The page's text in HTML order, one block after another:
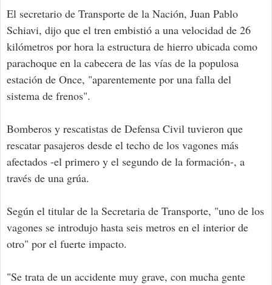
El secretario de Transporte de la Nación, Juan Pablo
Schiavi, dijo que el tren embistió a una velocidad de 26
kilómetros por hora la estructura de hierro ubicada como
parachoque en la cabecera de las vías de la populosa
estación de Once, "aparentemente por una falla del
sistema de frenos".
Bomberos y rescatistas de Defensa Civil tuvieron que
rescatar pasajeros desde el techo de los vagones más
afectados -el primero y el segundo de la formación-, a
través de una grúa.
Según el titular de la Secretaria de Transporte, "uno de los
vagones se introdujo hasta seis metros en el interior de
otro" por el fuerte impacto.
"Se trata de un accidente muy grave, con mucha gente